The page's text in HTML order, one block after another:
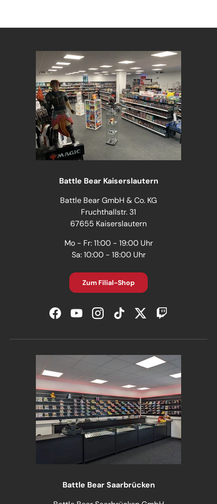
Battle Bear Kaiserslautern
Battle Bear GmbH & Co. KG
Fruchthallstr. 31
67655 Kaiserslautern
Mo - Fr: 11:00 - 19:00 Uhr
Sa: 10:00 - 18:00 Uhr
Zum Filial-Shop
FacebookYouTubeInstagramTikTokTwitterTwitch
Battle Bear Saarbrücken